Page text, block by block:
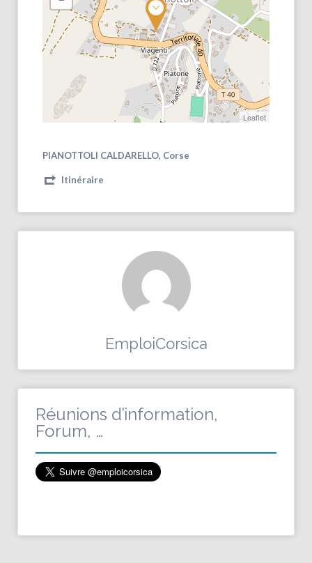
Leaflet
PIANOTTOLI CALDARELLO, Corse
Itinéraire
EmploiCorsica
Réunions d’information,
Forum, …